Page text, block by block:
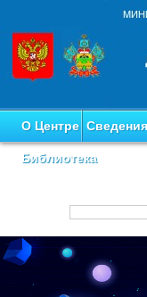
О Центре
Библиотека